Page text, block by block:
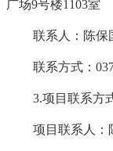
广场9号楼1103室
联系人：陈保
联系方式：
3.项目联系方
项目联系人：